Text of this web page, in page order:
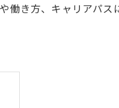
働き方、キャリアパス